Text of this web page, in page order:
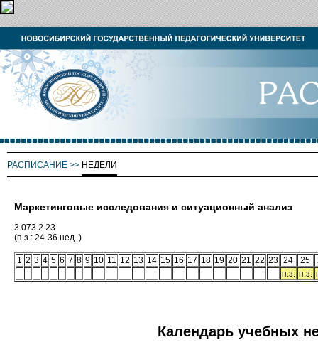
РАСПИСАНИЕ >> НЕДЕЛИ
Маркетинговые исследования и ситуационный анализ
3.073.2.23
(п.з.: 24-36 нед. )
1 2 3 4 5 6 7 8 9 10 11 12 13 14 15 16 17 18 19 20 21 22 23 24 25
п.з. п.з.
Календарь учебных